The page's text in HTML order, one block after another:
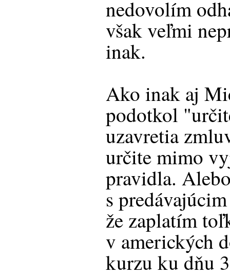
nedovolím
však veľmi
inak.
Ako inak aj
podotkol
uzavretia
určite mimo
pravidla.
s
že zaplatím
v amerických
kurzu ku dňu